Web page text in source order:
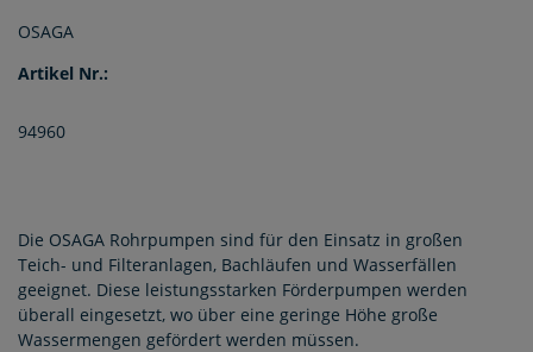
OSAGA
Artikel Nr.:
94960
Die OSAGA Rohrpumpen sind für den Einsatz in großen
Teich- und Filteranlagen, Bachläufen und Wasserfällen
geeignet. Diese leistungsstarken Förderpumpen werden
überall eingesetzt, wo über eine geringe Höhe große
Wassermengen gefördert werden müssen.